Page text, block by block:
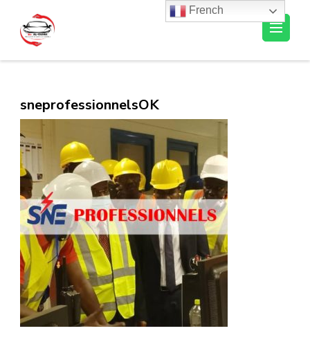
sneprofessionnelsOK
French